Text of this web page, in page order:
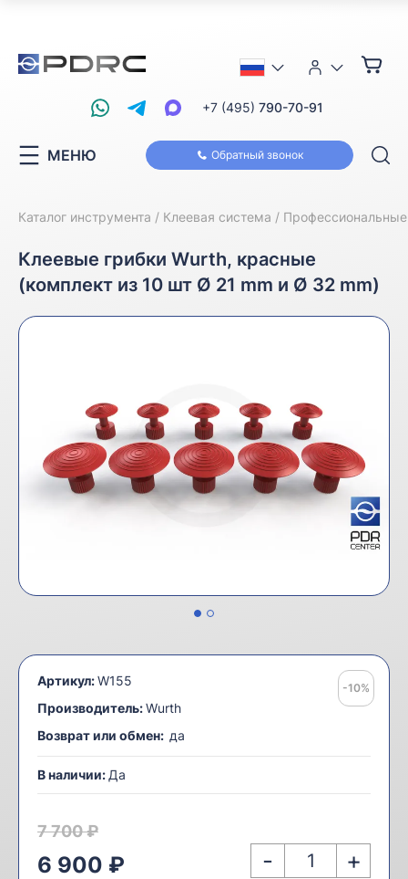
Обратный звонок
+7 (495) 790-70-91
МЕНЮ
Каталог инструмента Клеевая система Профессиональные
Клеевые грибки Wurth, красные
(комплект из 10 шт Ø 21 mm и Ø 32 mm)
-10%
Артикул:W155
Производитель:Wurth
Возврат или обмен: да
В наличии: Да
7 700 ₽
6 900 ₽ - +